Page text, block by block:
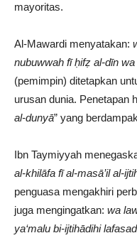
mayoritas.
Al-Mawardi menyatakan:
nubuwwah fī ḥifẓ al-dīn
(pemimpin) ditetapkan
urusan dunia. Penetapan
al-dunyā” yang
Ibn Taymiyyah
al-khilāfa fī al-masā’il al-
penguasa mengakhiri
juga mengingatkan: wa
ya‘malu bi-ijtihādihi